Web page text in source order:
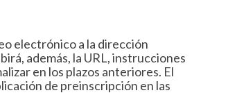
electrónico a la dirección
además, la URL, instrucciones
en los plazos anteriores. El
de preinscripción en las